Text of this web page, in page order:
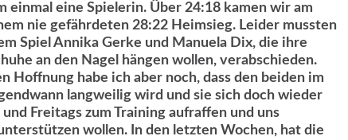
einmal eine Spielerin. Über 24:18 kamen wir am
nie gefährdeten 28:22 Heimsieg. Leider mussten
Spiel Annika Gerke und Manuela Dix, die ihre
an den Nagel hängen wollen, verabschieden.
Hoffnung habe ich aber noch, dass den beiden im
langweilig wird und sie sich doch wieder
Freitags zum Training aufraffen und uns
wollen. In den letzten Wochen, hat die